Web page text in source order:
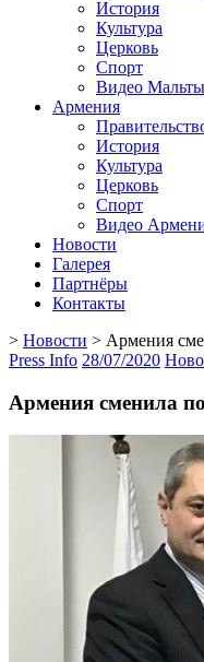
История
Культура
Церковь
Спорт
Видео Мальты
Армения
История
Культура
Церковь
Спорт
Видео
Новости
Галерея
Партнёры
Контакты
> Новости > Армения
Press Info 28/07/2020
Армения сменила